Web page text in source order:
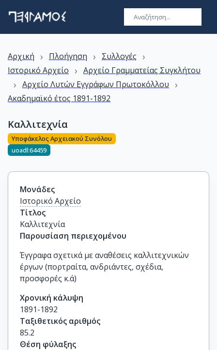
Αρχική › Πλοήγηση › Συλλογές ›
Ιστορικό Αρχείο › Αρχείο Γραμματείας Συγκλήτου
› Αρχείο Λυτών Εγγράφων Πρωτοκόλλου ›
Ακαδημαϊκό έτος 1891-1892
Καλλιτεχνία
Υποφάκελος Αρχειακού Συνόλου
uoadl:64459
Μονάδες
Ιστορικό Αρχείο
Τίτλος
Καλλιτεχνία
Παρουσίαση περιεχομένου
Έγγραφα σχετικά με αναθέσεις καλλιτεχνικών
έργων (πορτραίτα, ανδριάντες, σχέδια,
προσφορές κ.ά)
Χρονική κάλυψη
1891-1892
Ταξιθετικός αριθμός
85.2
Θέση φύλαξης